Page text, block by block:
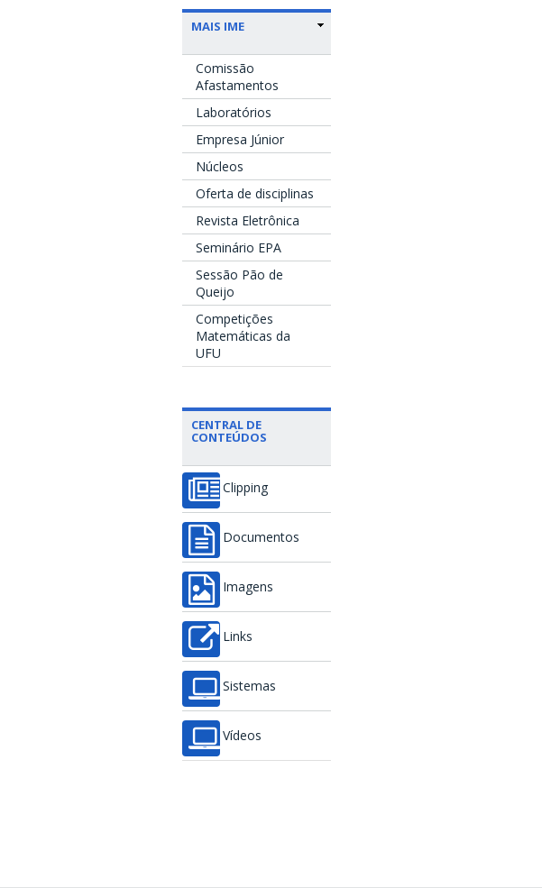
MAIS IME
Comissão
Afastamentos
Laboratórios
Empresa Júnior
Núcleos
Oferta de disciplinas
Revista Eletrônica
Seminário EPA
Sessão Pão de
Queijo
Competições
Matemáticas da
UFU
CENTRAL DE
CONTEÚDOS
Clipping
Documentos
Imagens
Links
Sistemas
Vídeos